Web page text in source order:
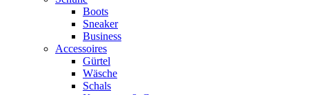
Boots
Sneaker
Business
Accessoires
Gürtel
Wäsche
Schals